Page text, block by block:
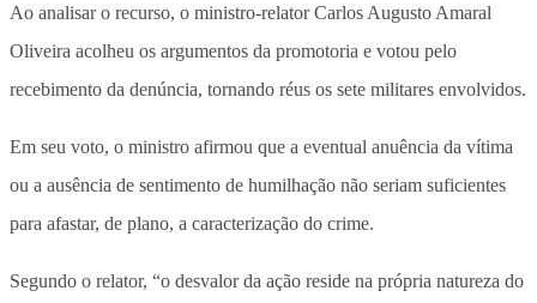
Ao analisar o recurso, o ministro-relator Carlos Augusto Amaral
Oliveira acolheu os argumentos da promotoria e votou pelo
recebimento da denúncia, tornando réus os sete militares envolvidos.
Em seu voto, o ministro afirmou que a eventual anuência da vítima
ou a ausência de sentimento de humilhação não seriam suficientes
para afastar, de plano, a caracterização do crime.
Segundo o relator, “o desvalor da ação reside na própria natureza do